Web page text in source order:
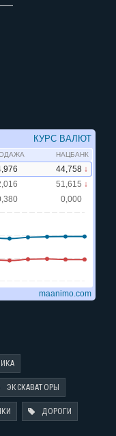
ЭКСКАВАТОРЫ
ДОРОГИ